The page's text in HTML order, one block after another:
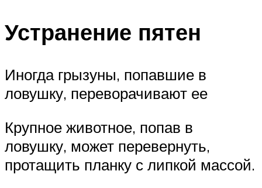
Устранение пятен
Иногда грызуны, попавшие в
ловушку, переворачивают ее
Крупное животное, попав в
ловушку, может перевернуть,
протащить планку с липкой массой.